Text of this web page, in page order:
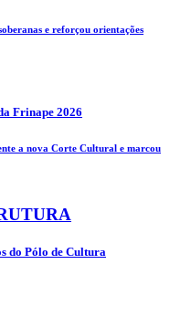
e reforçou orientações
Frinape 2026
a nova Corte Cultural e marcou
do Pólo de Cultura